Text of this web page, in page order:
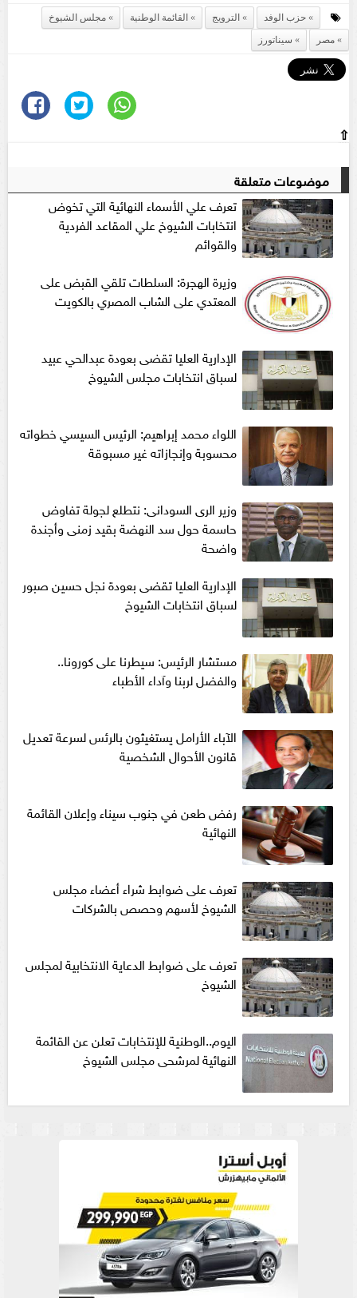
حزب الوفد الترويج القائمة الوطنية
مجلس الشيوخ
مصر
سيناتورز
⇧
موضوعات متعلقة
تعرف علي الأسماء النهائية التي تخوض
انتخابات الشيوخ علي المقاعد الفردية
والقوائم
وزيرة الهجرة: السلطات تلقي القبض على
المعتدي على الشاب المصري بالكويت
الإدارية العليا تقضى بعودة عبدالحي عبيد
لسباق انتخابات مجلس الشيوخ
اللواء محمد إبراهيم: الرئيس السيسي خطواته
محسوبة وإنجازاته غير مسبوقة
وزير الرى السودانى: نتطلع لجولة تفاوض
حاسمة حول سد النهضة بقيد زمنى وأجندة
واضحة
الإدارية العليا تقضى بعودة نجل حسين صبور
لسباق انتخابات الشيوخ
مستشار الرئيس: سيطرنا على كورونا..
والفضل لربنا وآداء الأطباء
الآباء الأرامل يستغيثون بالرئس لسرعة تعديل
قانون الأحوال الشخصية
رفض طعن في جنوب سيناء وإعلان القائمة
النهائية
تعرف على ضوابط شراء أعضاء مجلس
الشيوخ لأسهم وحصص بالشركات
تعرف على ضوابط الدعاية الانتخابية لمجلس
الشيوخ
اليوم..الوطنية للإنتخابات تعلن عن القائمة
النهائية لمرشحى مجلس الشيوخ